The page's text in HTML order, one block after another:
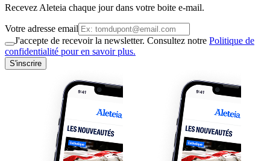
Recevez Aleteia chaque jour dans votre boite e-mail.
Votre adresse email
J'accepte de recevoir la newsletter. Consultez notre Politique de
confidentialité pour en savoir plus.
S'inscrire